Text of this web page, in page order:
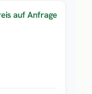
auf Anfrage